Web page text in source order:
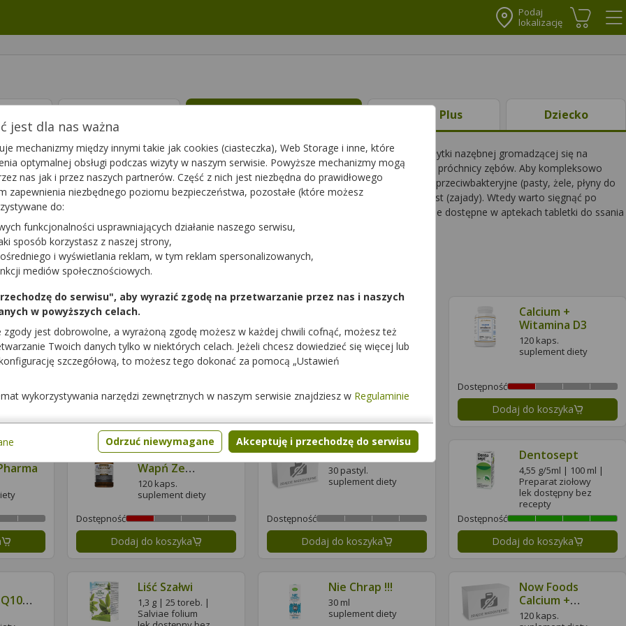
Podaj
lokalizację
Koszyk
Ciąża Plus Dziecko
Podstawową kwestią jest właściwahigienia jamy ustnej, mająca na celu pozbycie się płytki nazębnej gromadzącej się na
ustnej zapobiega stanom zapalnym i zakażeniom, likwiduje przykry zapach z ust, zapobiega próchnicy zębów. Aby kompleksowo
szczoteczki do zębów (manualne, elektryczne), nici dentystyczne, preparaty czyszczące i przeciwbakteryjne (pasty, żele, płyny do
w obrębie jamy ustnej mogą pojawić się m.in. afty, stany zapalne dziąseł, pękające kąciki ust (zajady). Wtedy warto sięgnąć po
Tabletki, Tarczyca bajkalska).
można również uzupełnić o specjalistyczne dostępne w aptekach tabletki do ssania
Dentisal).
(51)
g |
bez
Azulan
1 g | 90 g | Matricariae
floris extractum
fluidum
lek dostępny bez
1 g/g | 30 g |
Matricariae floris
extractum fluidum
lek dostępny bez
Calcium +
Witamina D3
120 kaps.
suplement diety
Dostępność
Dodaj do koszyka
Calcium Naturalny
Wapń Ze
Skorupek Jaj
Kurzych Ovocet +
Singularis
Superior
120 kaps.
suplement diety
Dostępność
Dodaj do koszyka
Dentisal
30 pastyl.
suplement diety
Dostępność
Dodaj do koszyka
Dentosept
4,55 g/5ml | 100 ml |
Preparat ziołowy
lek dostępny bez
recepty
Dostępność
Dodaj do koszyka
Liść Szałwi
1,3 g | 25 toreb. |
Salviae folium
Nie Chrap !!!
30 ml
suplement diety
Now Foods
Calcium +
Magnesium
120 kaps.
jest dla nas ważna
mechanizmy między innymi takie jak cookies (ciasteczka), Web Storage i inne, które
optymalnej obsługi podczas wizyty w naszym serwisie. Powyższe mechanizmy mogą
nas jak i przez naszych partnerów. Część z nich jest niezbędna do prawidłowego
zapewnienia niezbędnego poziomu bezpieczeństwa, pozostałe (które możesz
do:
funkcjonalności usprawniających działanie naszego serwisu,
sposób korzystasz z naszej strony,
i wyświetlania reklam, w tym reklam spersonalizowanych,
mediów społecznościowych.
do serwisu", aby wyrazić zgodę na przetwarzanie przez nas i naszych
w powyższych celach.
zgody jest dobrowolne, a wyrażoną zgodę możesz w każdej chwili cofnąć, możesz też
Twoich danych tylko w niektórych celach. Jeżeli chcesz dowiedzieć się więcej lub
szczegółową, to możesz tego dokonać za pomocą „Ustawień
wykorzystywania narzędzi zewnętrznych w naszym serwisie znajdziesz w Regulaminie
Odrzuć niewymagane Akceptuję i przechodzę do serwisu